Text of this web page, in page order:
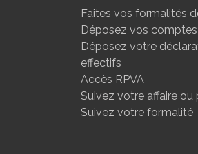
Faites vos formalités
Déposez vos
Déposez votre
effectifs
Accès RPVA
Suivez votre affaire ou
Suivez votre formalité